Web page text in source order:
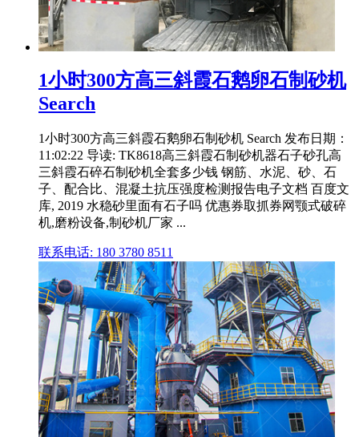
1小时300方高三斜霞石鹅卵石制砂机
Search
1小时300方高三斜霞石鹅卵石制砂机 Search 发布日期：
11:02:22 导读: TK8618高三斜霞石制砂机器石子砂孔高
三斜霞石碎石制砂机全套多少钱 钢筋、水泥、砂、石
子、配合比、混凝土抗压强度检测报告电子文档 百度文
库, 2019 水稳砂里面有石子吗 优惠券取抓券网颚式破碎
机,磨粉设备,制砂机厂家 ...
联系电话: 180 3780 8511